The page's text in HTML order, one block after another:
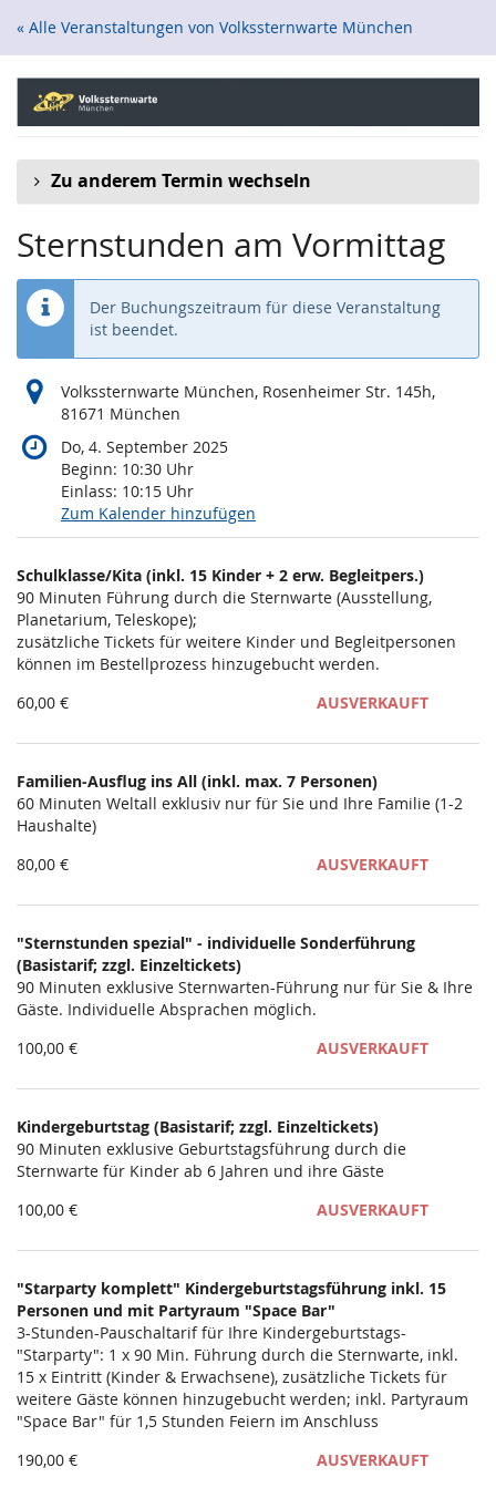
Zum
« Alle Veranstaltungen von Volkssternwarte München
Zu anderem Termin wechseln
Sternstunden am Vormittag
Der Buchungszeitraum für diese Veranstaltung
ist beendet.
Volkssternwarte München, Rosenheimer Str. 145h,
81671 München
Do, 4. September 2025
Beginn: 10:30 Uhr
Einlass: 10:15 Uhr
Zum Kalender hinzufügen
Produkte
Unkategorisierte
Produkte
Schulklasse/Kita (inkl. 15 Kinder + 2 erw. Begleitpers.)
90 Minuten Führung durch die Sternwarte (Ausstellung,
Planetarium, Teleskope);
zusätzliche Tickets für weitere Kinder und Begleitpersonen
können im Bestellprozess hinzugebucht werden.
60,00 €
AUSVERKAUFT
Familien-Ausflug ins All (inkl. max. 7 Personen)
60 Minuten Weltall exklusiv nur für Sie und Ihre Familie (1-2
Haushalte)
80,00 €
AUSVERKAUFT
"Sternstunden spezial" - individuelle Sonderführung
(Basistarif; zzgl. Einzeltickets)
90 Minuten exklusive Sternwarten-Führung nur für Sie & Ihre
Gäste. Individuelle Absprachen möglich.
100,00 €
AUSVERKAUFT
Kindergeburtstag (Basistarif; zzgl. Einzeltickets)
90 Minuten exklusive Geburtstagsführung durch die
Sternwarte für Kinder ab 6 Jahren und ihre Gäste
100,00 €
AUSVERKAUFT
"Starparty komplett" Kindergeburtstagsführung inkl. 15
Personen und mit Partyraum "Space Bar"
3-Stunden-Pauschaltarif für Ihre Kindergeburtstags-
"Starparty": 1 x 90 Min. Führung durch die Sternwarte, inkl.
15 x Eintritt (Kinder & Erwachsene), zusätzliche Tickets für
weitere Gäste können hinzugebucht werden; inkl. Partyraum
"Space Bar" für 1,5 Stunden Feiern im Anschluss
190,00 €
AUSVERKAUFT